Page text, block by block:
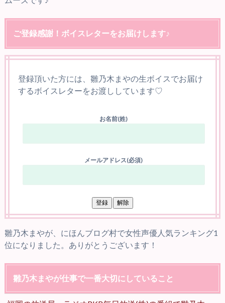
ご登録感謝！ボイスレターをお届けします♪
登録頂いた方には、雛乃木まやの生ボイスでお届け
するボイスレターをお渡ししています♡
お名前(姓)
メールアドレス(必須)
雛乃木まやが、にほんブログ村で女性声優人気ランキング1
位になりました。ありがとうございます！
雛乃木まやが仕事で一番大切にしていること